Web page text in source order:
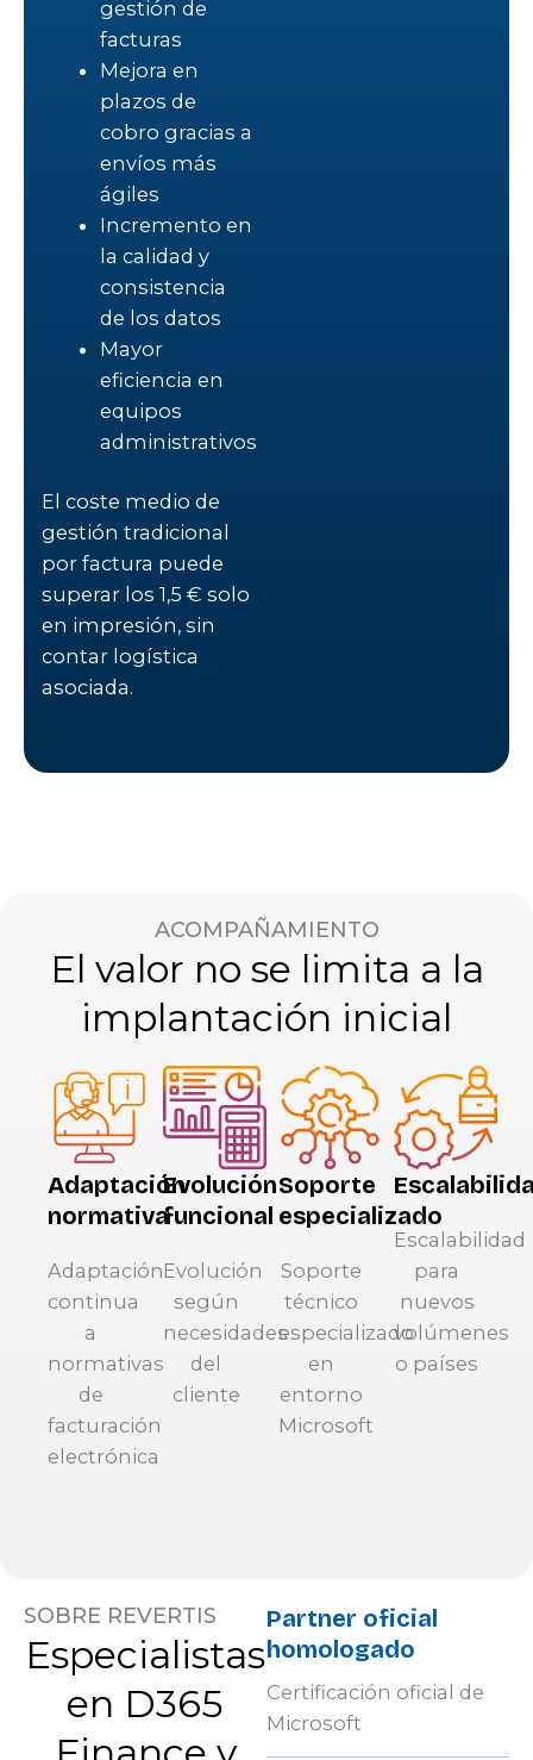
gestión de
facturas
Mejora en
plazos de
cobro gracias a
envíos más
ágiles
Incremento en
la calidad y
consistencia
de los datos
Mayor
eficiencia en
equipos
administrativos
El coste medio de
gestión tradicional
por factura puede
superar los 1,5 € solo
en impresión, sin
contar logística
asociada.
ACOMPAÑAMIENTO
El valor no se limita a la
implantación inicial
Adaptación
normativa
Adaptación
continua
a
normativas
de
facturación
electrónica
Evolución
funcional
Evolución
según
necesidades
del
cliente
Soporte
especializado
Soporte
técnico
especializado
en
entorno
Microsoft
Escalabilidad
para
nuevos
volúmenes
o países
SOBRE REVERTIS
Especialistas
en D365
Partner oficial
homologado
Certificación oficial de
Microsoft